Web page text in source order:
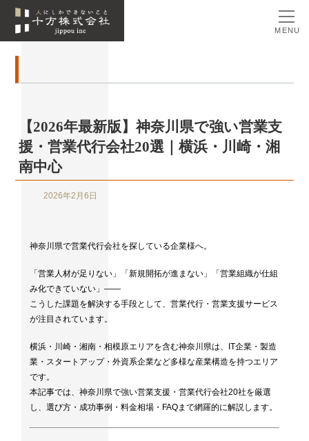
MENU
【2026年最新版】神奈川県で強い営業支
援・営業代行会社20選｜横浜・川崎・湘
南中心
2026年2月6日
神奈川県で営業代行会社を探している企業様へ。
「営業人材が足りない」「新規開拓が進まない」「営業組織が仕組
み化できていない」——
こうした課題を解決する手段として、営業代行・営業支援サービス
が注目されています。
横浜・川崎・湘南・相模原エリアを含む神奈川県は、IT企業・製造
業・スタートアップ・外資系企業など多様な産業構造を持つエリア
です。
本記事では、神奈川県で強い営業支援・営業代行会社20社を厳選
し、選び方・成功事例・料金相場・FAQまで網羅的に解説します。